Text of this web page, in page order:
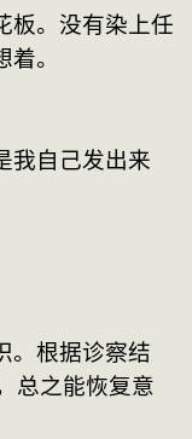
板。没有染上任
。
我自己发出来
。根据诊察结
总之能恢复意